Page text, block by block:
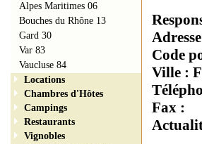
Code
Ville :
Fax :
Alpes Maritimes 06
Bouches du Rhône 13
Gard 30
Var 83
Vaucluse 84
Locations
Chambres d'Hôtes
Campings
Restaurants
Vignobles